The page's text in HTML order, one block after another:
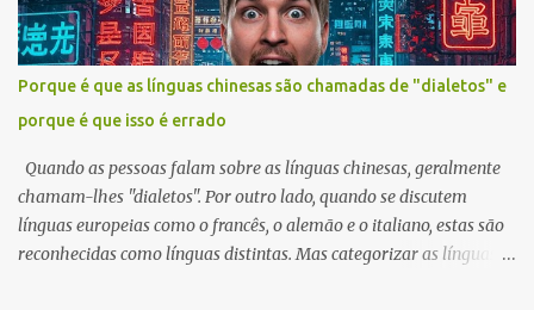
perfeita. Histórico e Inspiração Terry estudou jardinagem e
biologia na universidade, e não linguística. Inspirado pelo seu
professor Shih Chia-lin, que conseguia alternar entre línguas com
facilidade, decidiu dedicar-se ao multilinguismo. Competências
Linguísticas Fluente em inglês, japonês e francês, como um nativo.
Altamente proficiente em alemão, espanhol e turco. Capacidade de
conve...
Porque é que as línguas chinesas são chamadas de "dialetos" e
porque é que isso é errado
Quando as pessoas falam sobre as línguas chinesas, geralmente
chamam-lhes "dialetos". Por outro lado, quando se discutem
línguas europeias como o francês, o alemão e o italiano, estas são
reconhecidas como línguas distintas. Mas categorizar as línguas